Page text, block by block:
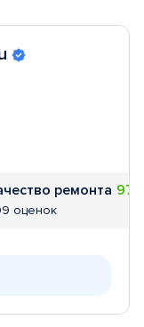
ремонта
оценок